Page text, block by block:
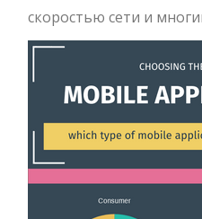
скоростью сети и